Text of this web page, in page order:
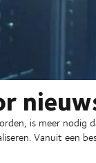
is meer nodig
Vanuit een